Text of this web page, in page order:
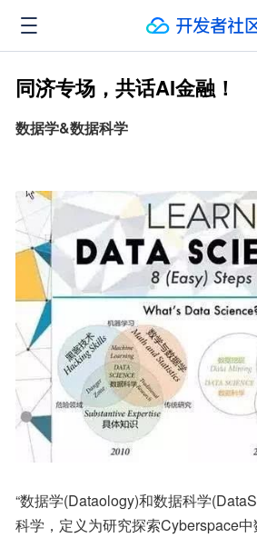
同济专场，共话AI金融！
数据学&数据科学
“数据学(Dataology)和数据科学
科学，定义为研究探索Cyberspace中